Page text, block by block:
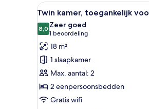
Alle
foto's
voor
Twin
kamer,
toegankelijk
voor
mindervaliden
laden
4
Twin kamer, toegankelijk
8,08,0 van 10
Zeer goed
1 beoordeling
(1
beoordeling)
18 m²
1 slaapkamer
Max. aantal: 2
2 eenpersoonsbedden
Gratis wifi